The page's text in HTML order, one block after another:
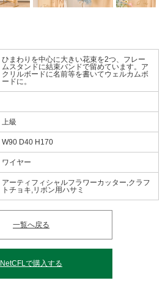
ひまわりを中心に大きい花束を2つ、フレー
ムスタンドに結束バンドで留めています。ア
クリルボードに名前等を書いてウェルカムボ
ードに。
上級
W90 D40 H170
ワイヤー
アーティフィシャルフラワーカッター,クラフ
トチョキ,リボン用ハサミ
一覧へ戻る
NetCFLで購入する